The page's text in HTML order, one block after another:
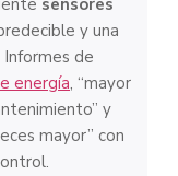
sensores
y una
de
energía, “mayor
y
mayor” con